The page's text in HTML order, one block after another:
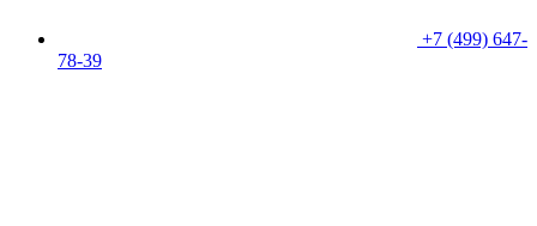
+7 (499) 647-
78-39